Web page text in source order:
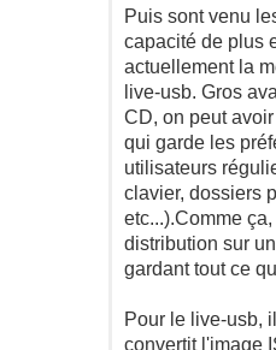
Puis sont venu
capacité de plus
actuellement la
live-usb. Gros
CD, on peut
qui garde les
utilisateurs
clavier, dossiers
etc...).Comme
distribution sur
gardant tout ce
Pour le live-usb,
convertit l'image